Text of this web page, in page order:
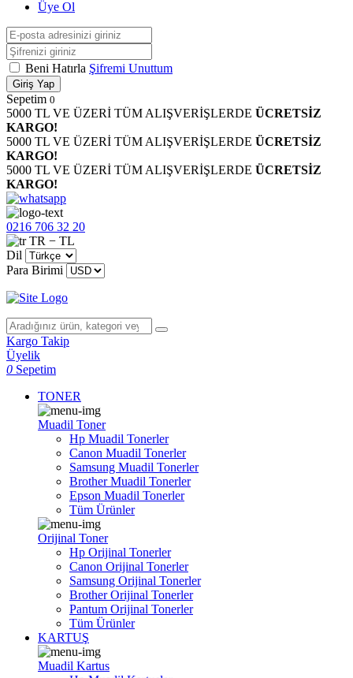
Üye Ol
Beni Hatırla Şifremi Unuttum
Giriş Yap
Sepetim 0
5000 TL VE ÜZERİ TÜM ALIŞVERİŞLERDE ÜCRETSİZ
KARGO!
5000 TL VE ÜZERİ TÜM ALIŞVERİŞLERDE ÜCRETSİZ
KARGO!
5000 TL VE ÜZERİ TÜM ALIŞVERİŞLERDE ÜCRETSİZ
KARGO!
0216 706 32 20
TR − TL
Dil
Para Birimi
Kargo Takip
Üyelik
0 Sepetim
TONER
Muadil Toner
Hp Muadil Tonerler
Canon Muadil Tonerler
Samsung Muadil Tonerler
Brother Muadil Tonerler
Epson Muadil Tonerler
Tüm Ürünler
Orijinal Toner
Hp Orijinal Tonerler
Canon Orijinal Tonerler
Samsung Orijinal Tonerler
Brother Orijinal Tonerler
Pantum Orijinal Tonerler
Tüm Ürünler
KARTUŞ
Muadil Kartus